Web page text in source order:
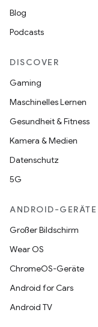
Blog
Podcasts
DISCOVER
Gaming
Maschinelles Lernen
Gesundheit & Fitness
Kamera & Medien
Datenschutz
5G
ANDROID-GERÄTE
Großer Bildschirm
Wear OS
ChromeOS-Geräte
Android for Cars
Android TV